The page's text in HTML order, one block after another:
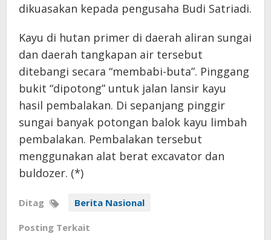
dikuasakan kepada pengusaha Budi Satriadi.
Kayu di hutan primer di daerah aliran sungai
dan daerah tangkapan air tersebut
ditebangi secara “membabi-buta”. Pinggang
bukit “dipotong” untuk jalan lansir kayu
hasil pembalakan. Di sepanjang pinggir
sungai banyak potongan balok kayu limbah
pembalakan. Pembalakan tersebut
menggunakan alat berat excavator dan
buldozer. (*)
Ditag Berita Nasional
Posting Terkait